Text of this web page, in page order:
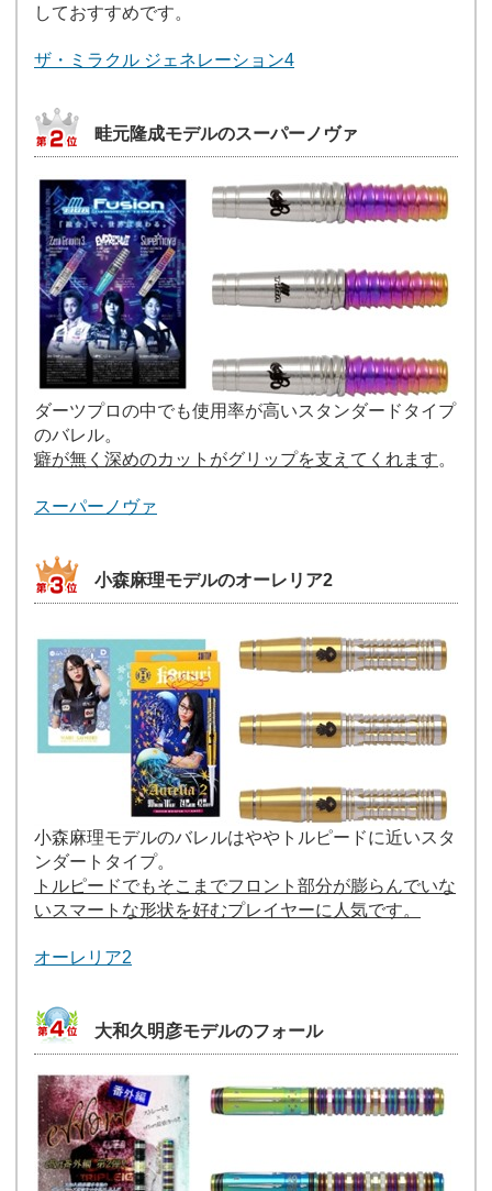
しておすすめです。
ザ・ミラクル ジェネレーション4
畦元隆成モデルのスーパーノヴァ
ダーツプロの中でも使用率が高いスタンダードタイプ
のバレル。
癖が無く深めのカットがグリップを支えてくれます。
スーパーノヴァ
小森麻理モデルのオーレリア2
小森麻理モデルのバレルはややトルピードに近いスタ
ンダートタイプ。
トルピードでもそこまでフロント部分が膨らんでいな
いスマートな形状を好むプレイヤーに人気です。
オーレリア2
大和久明彦モデルのフォール